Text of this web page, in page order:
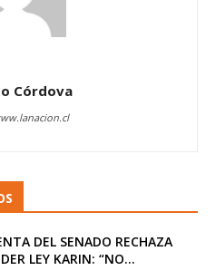
Córdova
DEL SENADO RECHAZA
LEY KARIN: “NO...